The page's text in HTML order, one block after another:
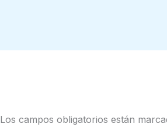
Los campos obligatorios están